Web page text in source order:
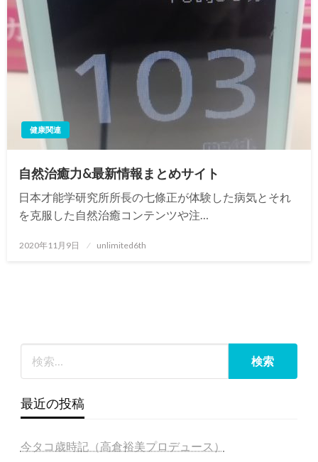
健康関連
自然治癒力&最新情報まとめサイト
日本才能学研究所所長の七條正が体験した病気とそれ
を克服した自然治癒コンテンツや注…
投
2020年11月9日 unlimited6th
最近の投稿
今タコ歳時記（高倉裕美プロデュース）